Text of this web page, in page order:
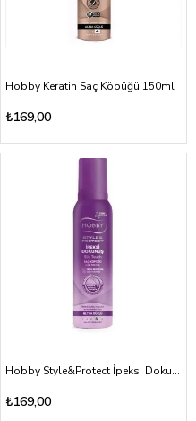
Hobby Keratin Saç Köpüğü 150ml
₺169,00
Hobby Style&Protect İpeksi Dokunuş Saç Köpüğü 150ml
₺169,00